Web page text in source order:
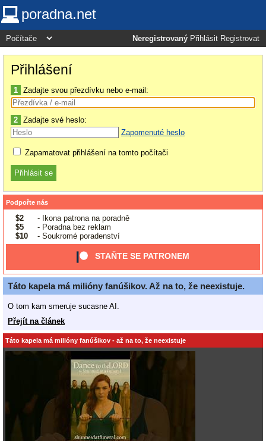
poradna.net
Neregistrovaný Přihlásit Registrovat
Přihlášení
1 Zadajte svou přezdívku nebo e-mail:
2 Zadajte své heslo:
Zapomenuté heslo
Zapamatovat přihlášení na tomto počítači
Podpořte nás
$2
- Ikona patrona na poradně
$5
- Poradna bez reklam
$10
- Soukromé poradenství
STAŇTE SE PATRONEM
Táto kapela má milióny fanúšikov. Až na to, že neexistuje.
O tom kam smeruje sucasne AI.
Přejít na článek
Táto kapela má milióny fanúšikov - až na to, že neexistuje